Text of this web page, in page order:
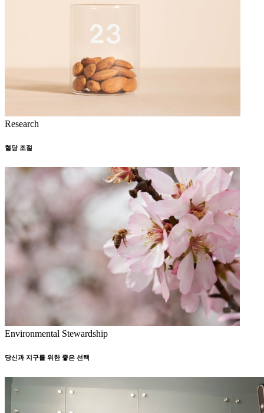
Research
혈당 조절
Environmental Stewardship
당신과 지구를 위한 좋은 선택